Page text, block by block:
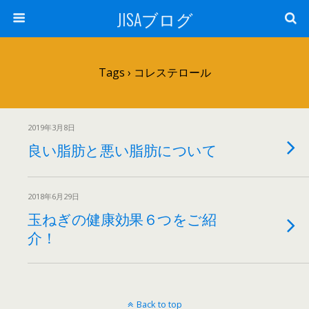
JISAブログ
Tags › コレステロール
2019年3月8日
良い脂肪と悪い脂肪について
2018年6月29日
玉ねぎの健康効果６つをご紹
介！
Back to top